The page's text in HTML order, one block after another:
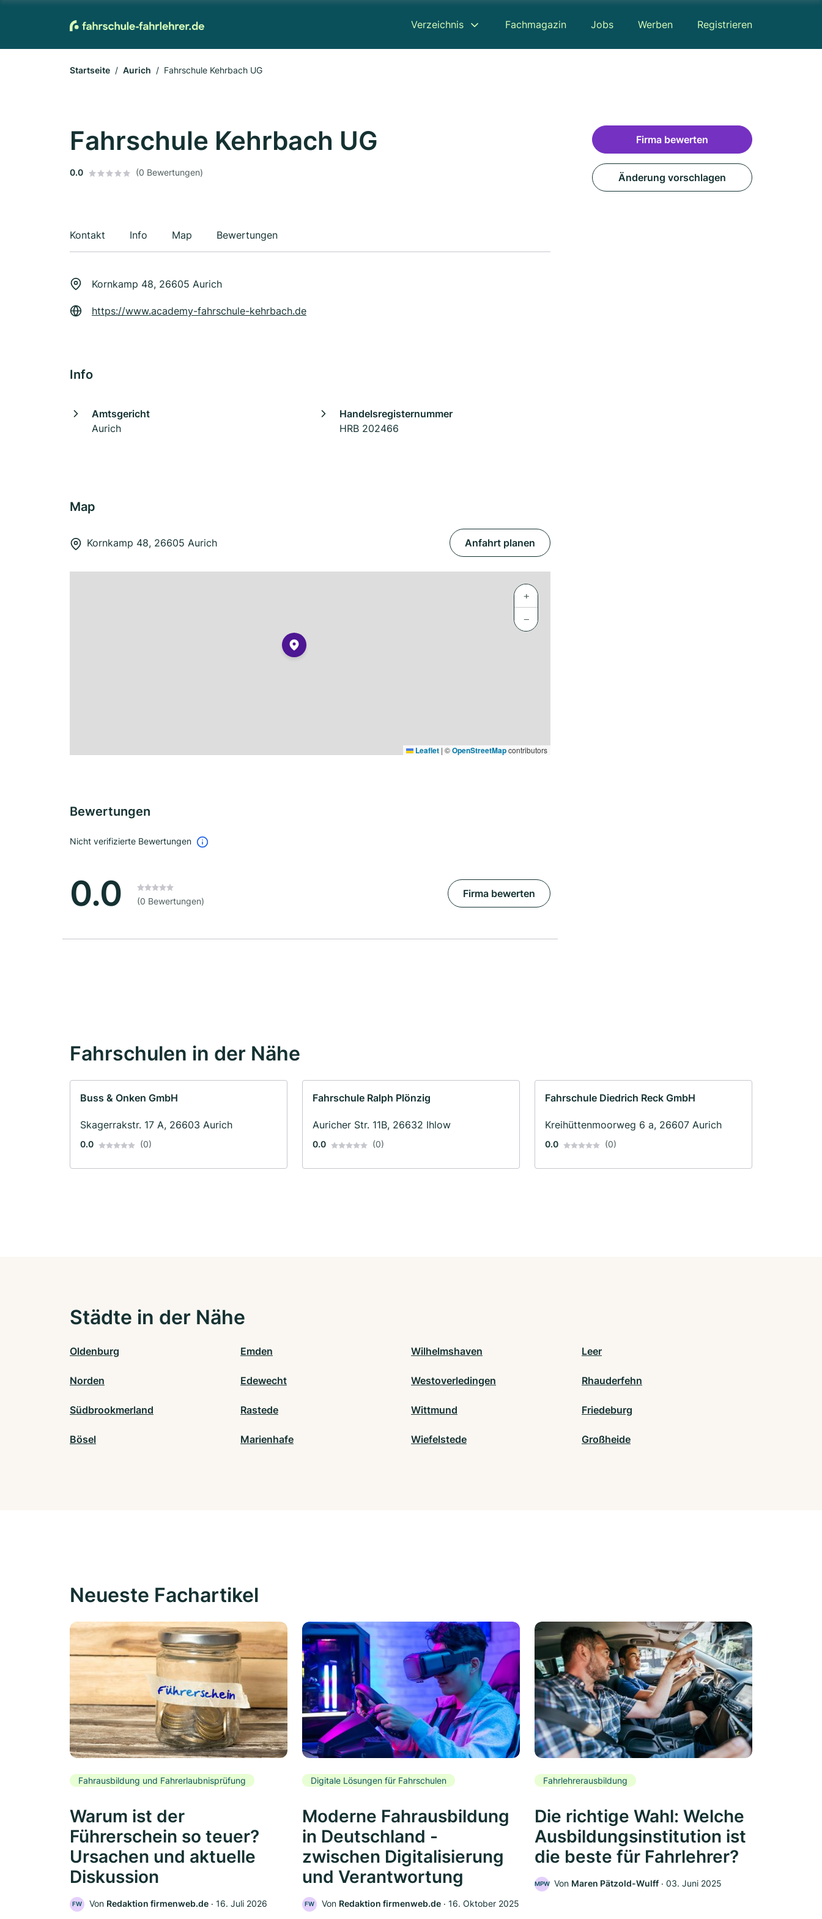
Verzeichnis Fachmagazin Jobs Werben Registrieren
Startseite Aurich Fahrschule Kehrbach UG
Fahrschule Kehrbach UG
0.0 (0 Bewertungen)
Kontakt Info Map Bewertungen
Kornkamp 48, 26605 Aurich
https://www.academy-fahrschule-kehrbach.de
Info
Amtsgericht
Aurich
Handelsregisternummer
HRB 202466
Map
Kornkamp 48, 26605 Aurich Anfahrt planen
+
−
Leaflet | ©OpenStreetMapcontributors
Bewertungen
Nicht verifizierte Bewertungen
0.0 (0 Bewertungen)
Firma bewerten
Firma bewerten
Änderung vorschlagen
Fahrschulen in der Nähe
Buss & Onken GmbH
Skagerrakstr. 17 A, 26603 Aurich
0.0 (0)
Fahrschule Ralph Plönzig
Auricher Str. 11B, 26632 Ihlow
0.0 (0)
Fahrschule Diedrich Reck GmbH
Kreihüttenmoorweg 6 a, 26607 Aurich
0.0 (0)
Städte in der Nähe
Oldenburg Emden Wilhelmshaven Leer
Norden Edewecht Westoverledingen Rhauderfehn
Südbrookmerland Rastede Wittmund Friedeburg
Bösel Marienhafe Wiefelstede Großheide
Neueste Fachartikel
Fahrausbildung und Fahrerlaubnisprüfung
Warum ist der
Führerschein so teuer?
Ursachen und aktuelle
Diskussion
FW Von Redaktion firmenweb.de ‧ 16. Juli 2026
Digitale Lösungen für Fahrschulen
Moderne Fahrausbildung
in Deutschland -
zwischen Digitalisierung
und Verantwortung
FW Von Redaktion firmenweb.de ‧ 16. Oktober 2025
Fahrlehrerausbildung
Die richtige Wahl: Welche
Ausbildungsinstitution ist
die beste für Fahrlehrer?
MPW Von Maren Pätzold-Wulff ‧ 03. Juni 2025